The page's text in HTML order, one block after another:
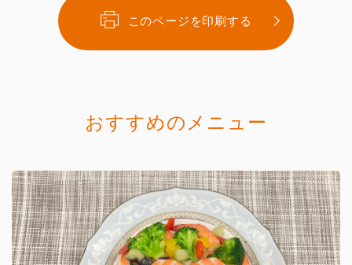
このページを印刷する
おすすめのメニュー